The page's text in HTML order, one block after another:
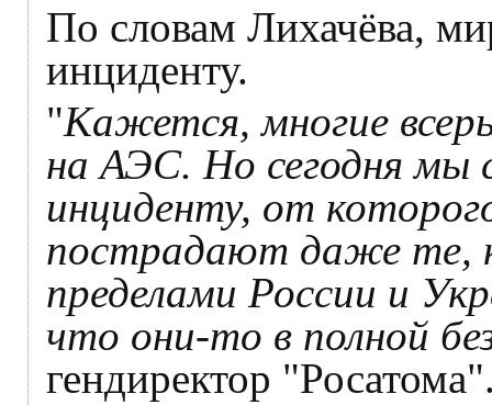
По словам Лихачёва,
инциденту.
"Кажется, многие
на АЭС. Но сегодня мы
инциденту, от
пострадают даже те,
пределами России и
что они-то в полной
гендиректор